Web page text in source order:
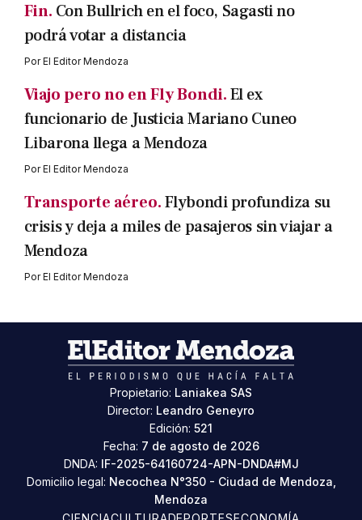
Fin. Con Bullrich en el foco, Sagasti no
podrá votar a distancia
PorEl Editor Mendoza
Viajo pero no en Fly Bondi.El ex
funcionario de Justicia Mariano Cuneo
Libarona llega a Mendoza
PorEl Editor Mendoza
Transporte aéreo.Flybondi profundiza su
crisis y deja a miles de pasajeros sin viajar a
Mendoza
PorEl Editor Mendoza
Propietario: Laniakea SAS
Director: Leandro Geneyro
Edición: 521
Fecha: 7 de agosto de 2026
DNDA: IF-2025-64160724-APN-DNDA#MJ
Domicilio legal: Necochea N°350 - Ciudad de Mendoza,
Mendoza